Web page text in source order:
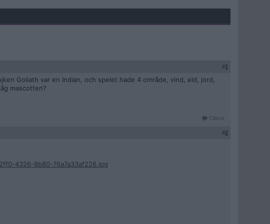
#1
Goliath var en Indian, och spelet hade 4 område, vind, eld, jord,
mascotten?
Citera
#2
4326-8b80-76a7a33af226.jpg